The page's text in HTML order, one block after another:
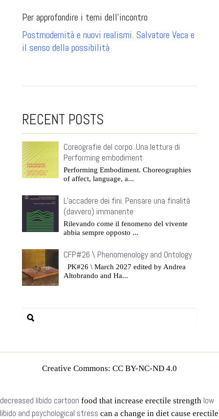
Per approfondire i temi dell'incontro
Postmodernità e nuovi realismi. Salvatore Veca e
il senso della possibilità
RECENT POSTS
Coreografie del corpo. Una lettura di
Performing embodiment
Performing Embodiment. Choreographies
of affect, language, a...
L’accadere dei fini. Pensare una finalità
(davvero) immanente
Rilevando come il fenomeno del vivente
abbia sempre opposto ...
CFP#26 \ Phenomenology and Ontology
PK#26 \ March 2027 edited by Andrea
Altobrando and Ha...
Creative Commons: CC BY-NC-ND 4.0
decreased libido cartoon food that increase erectile strength low
libido and psychological stress can a change in diet cause erectile